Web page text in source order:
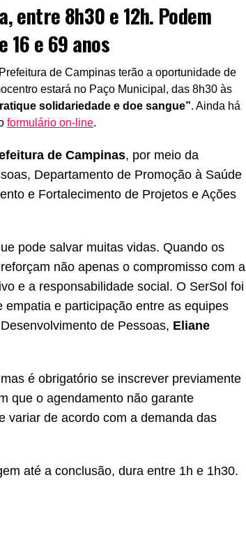
entre 8h30 e 12h. Podem
16 e 69 anos
de Campinas terão a oportunidade de
estará no Paço Municipal, das 8h30 às
solidariedade e doe sangue”. Ainda há
formulário on-line.
de Campinas, por meio da
Departamento de Promoção à Saúde
e Fortalecimento de Projetos e Ações
pode salvar muitas vidas. Quando os
não apenas o compromisso com a
e a responsabilidade social. O SerSol foi
e participação entre as equipes
de Pessoas, Eliane
é obrigatório se inscrever previamente
que o agendamento não garante
variar de acordo com a demanda das
até a conclusão, dura entre 1h e 1h30.